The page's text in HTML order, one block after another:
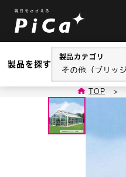
製品を探す
製品カテゴリ
TOP >